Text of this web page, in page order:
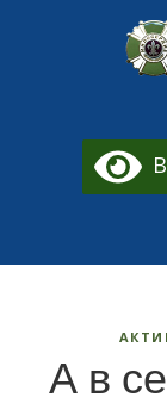
А в